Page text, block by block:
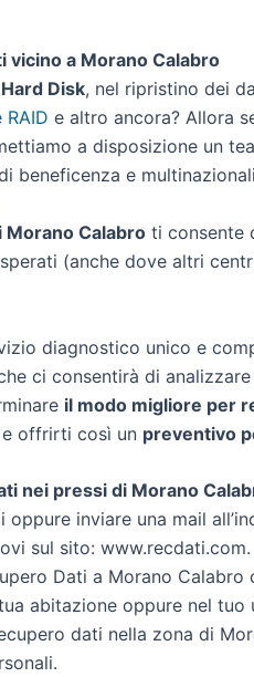
vicino a Morano Calabro
Disk, nel ripristino dei
e altro ancora? Allora
a disposizione un
beneficenza e
Calabro ti consente
(anche dove altri
diagnostico unico e
ci consentirà di
il modo migliore per
e offrirti così un preventivo
nei pressi di Morano
inviare una mail
sul sito: www.recdati.com.
Dati a Morano
abitazione oppure nel
dati nella zona di